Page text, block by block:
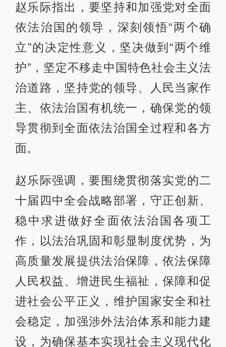
赵乐际指出，要坚持和加强党对全面
依法治国的领导，深刻领悟“两个确
立”的决定性意义，坚决做到“两个维
护”，坚定不移走中国特色社会主义法
治道路，坚持党的领导、人民当家作
主、依法治国有机统一，确保党的领
导贯彻到全面依法治国全过程和各方
面。
赵乐际强调，要围绕贯彻落实党的二
十届四中全会战略部署，守正创新、
稳中求进做好全面依法治国各项工
作，以法治巩固和彰显制度优势，为
高质量发展提供法治保障，依法保障
人民权益、增进民生福祉，保障和促
进社会公平正义，维护国家安全和社
会稳定，加强涉外法治体系和能力建
设，为确保基本实现社会主义现代化